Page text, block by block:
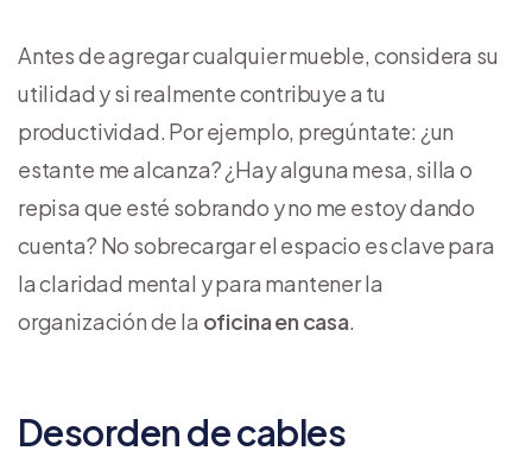
Antes de agregar cualquier mueble, considera su
utilidad y si realmente contribuye a tu
productividad. Por ejemplo, pregúntate: ¿un
estante me alcanza? ¿Hay alguna mesa, silla o
repisa que esté sobrando y no me estoy dando
cuenta? No sobrecargar el espacio es clave para
la claridad mental y para mantener la
organización de la oficina en casa.
Desorden de cables